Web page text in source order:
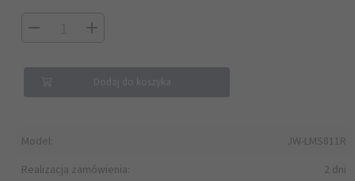
Model:
JW-LMS811R
Realizacja zamówienia:
2 dni
Dodaj do koszyka